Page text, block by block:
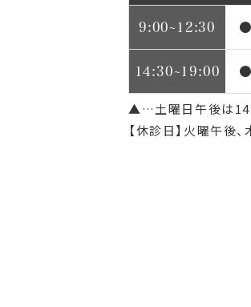
9:00~12:30 ●
14:30~19:00 ●
▲…土曜日午後は
【休診日】火曜午後、